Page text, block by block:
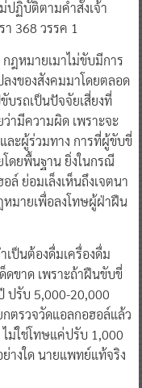
ปฏิบัติตามคำสั่งเจ้า
368 วรรค 1
ฎหมายเมาไม่ขับมีการ
งของสังคมมาโดยตลอด
บรถเป็นปัจจัยเสี่ยงที่
ามีความผิด เพราะจะ
ละผู้ร่วมทาง การที่ผู้ขับขี่
โดยพื้นฐาน ยิ่งในกรณี
ล์ ย่อมเล็งเห็นถึงเจตนา
หมายเพื่อลงโทษผู้ฝ่าฝืน
ป็นต้องดื่มเครื่องดื่ม
ดขาด เพราะถ้าฝืนขับขี่
ปรับ 5,000-20,000
ตรวจวัดแอลกอฮอล์แล้ว
ม่ใช่โทษแค่ปรับ 1,000
างใด นายแพทย์แท้จริง